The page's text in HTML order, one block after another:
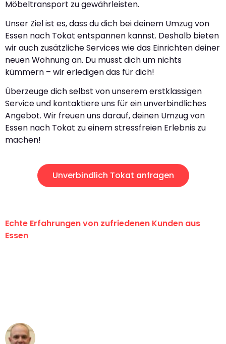
Möbeltransport zu gewährleisten.
Unser Ziel ist es, dass du dich bei deinem Umzug von
Essen nach Tokat entspannen kannst. Deshalb bieten
wir auch zusätzliche Services wie das Einrichten deiner
neuen Wohnung an. Du musst dich um nichts
kümmern – wir erledigen das für dich!
Überzeuge dich selbst von unserem erstklassigen
Service und kontaktiere uns für ein unverbindliches
Angebot. Wir freuen uns darauf, deinen Umzug von
Essen nach Tokat zu einem stressfreien Erlebnis zu
machen!
Unverbindlich Tokat anfragen
Echte Erfahrungen von zufriedenen Kunden aus
Essen